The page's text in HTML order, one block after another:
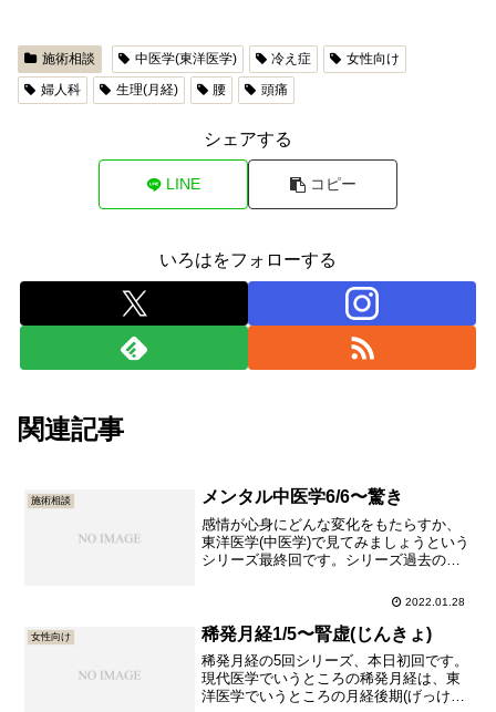
施術相談 中医学(東洋医学) 冷え症
女性向け
婦人科
生理(月経) 腰 頭痛
シェアする
LINE コピー
いろはをフォローする
関連記事
施術相談 メンタル中医学6/6〜驚き
感情が心身にどんな変化をもたらすか、
東洋医学(中医学)で見てみましょうという
シリーズ最終回です。シリーズ過去の投
1/6〜喜びメンタル中医学2/6〜怒りメン
タル中医学3/6〜心配・不安メンタル中医
学4/6〜悲しみメンタル中医学5/6〜恐れ
今回は驚き...
2022.01.28
女性向け 稀発月経1/5〜腎虚(じんきょ)
稀発月経の5回シリーズ、本日初回です。
現代医学でいうところの稀発月経は、東
洋医学でいうところの月経後期(げっけい